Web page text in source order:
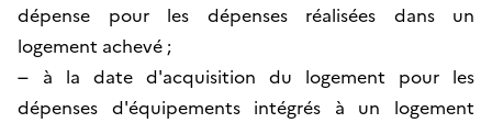
dépense pour les dépenses réalisées dans un
logement achevé ;
– à la date d'acquisition du logement pour les
dépenses d'équipements intégrés à un logement